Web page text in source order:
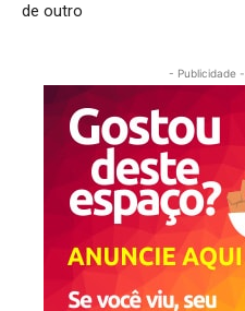
de outro
- Publicidade -